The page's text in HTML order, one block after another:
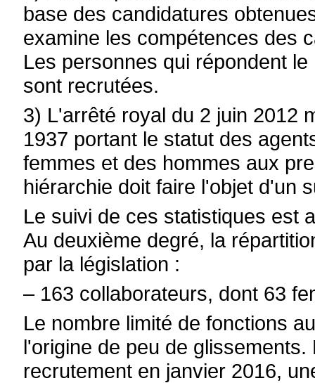
base des candidatures
examine les compétences des
Les personnes qui répondent
sont recrutées.
3) L'arrêté royal du 2 juin 2012
1937 portant le statut des
femmes et des hommes aux
hiérarchie doit faire l'objet d'un
Le suivi de ces statistiques est
Au deuxième degré, la
par la législation :
– 163 collaborateurs, dont 63
Le nombre limité de fonctions
l'origine de peu de
recrutement en janvier 2016,